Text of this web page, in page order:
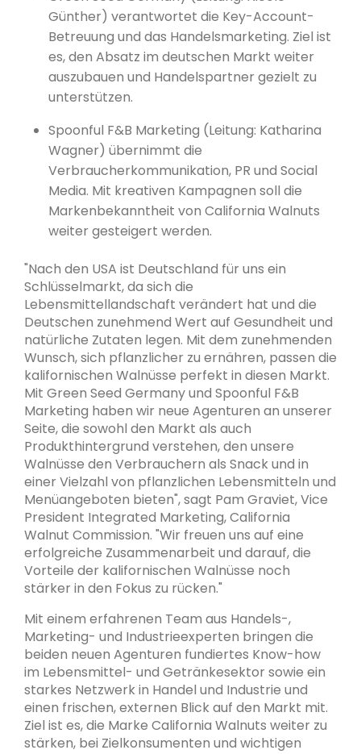
Günther) verantwortet die Key-Account-
Betreuung und das Handelsmarketing. Ziel ist
es, den Absatz im deutschen Markt weiter
auszubauen und Handelspartner gezielt zu
unterstützen.
Spoonful F&B Marketing (Leitung: Katharina
Wagner) übernimmt die
Verbraucherkommunikation, PR und Social
Media. Mit kreativen Kampagnen soll die
Markenbekanntheit von California Walnuts
weiter gesteigert werden.
"Nach den USA ist Deutschland für uns ein
Schlüsselmarkt, da sich die
Lebensmittellandschaft verändert hat und die
Deutschen zunehmend Wert auf Gesundheit und
natürliche Zutaten legen. Mit dem zunehmenden
Wunsch, sich pflanzlicher zu ernähren, passen die
kalifornischen Walnüsse perfekt in diesen Markt.
Mit Green Seed Germany und Spoonful F&B
Marketing haben wir neue Agenturen an unserer
Seite, die sowohl den Markt als auch
Produkthintergrund verstehen, den unsere
Walnüsse den Verbrauchern als Snack und in
einer Vielzahl von pflanzlichen Lebensmitteln und
Menüangeboten bieten", sagt Pam Graviet, Vice
President Integrated Marketing, California
Walnut Commission. "Wir freuen uns auf eine
erfolgreiche Zusammenarbeit und darauf, die
Vorteile der kalifornischen Walnüsse noch
stärker in den Fokus zu rücken."
Mit einem erfahrenen Team aus Handels-,
Marketing- und Industrieexperten bringen die
beiden neuen Agenturen fundiertes Know-how
im Lebensmittel- und Getränkesektor sowie ein
starkes Netzwerk in Handel und Industrie und
einen frischen, externen Blick auf den Markt mit.
Ziel ist es, die Marke California Walnuts weiter zu
stärken, bei Zielkonsumenten und wichtigen